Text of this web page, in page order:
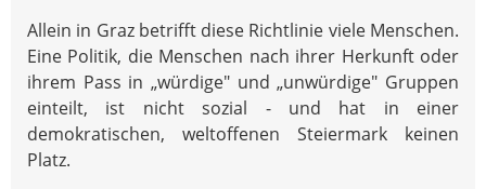
Allein in Graz betrifft diese Richtlinie viele Menschen.
Eine Politik, die Menschen nach ihrer Herkunft oder
ihrem Pass in „würdige" und „unwürdige" Gruppen
einteilt, ist nicht sozial - und hat in einer
demokratischen, weltoffenen Steiermark keinen
Platz.